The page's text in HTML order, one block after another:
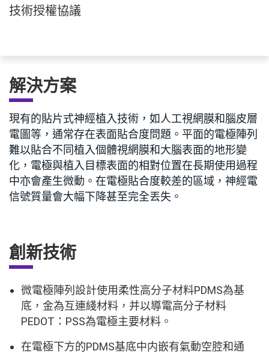
技術授權協議
解決方案
現有的貼片式神經植入技術，如人工視網膜和腦皮層
電圖等，通常存在表面貼合度問題。平面的電極陣列
難以貼合不同植入個體視網膜和大腦表面的地形變
化，電極與植入目標表面的相對位置在長期使用過程
中亦會產生微動。在電極貼合度較差的區域，神經電
信號質量會大幅下降甚至完全丟失。
創新技術
微電極陣列設計使用柔性高分子材料PDMS為基
底，金為互連綫材料，并以導電高分子材料
PEDOT：PSS為電極主要材料。
在電極下方的PDMS基底中内嵌有氣動空腔和通